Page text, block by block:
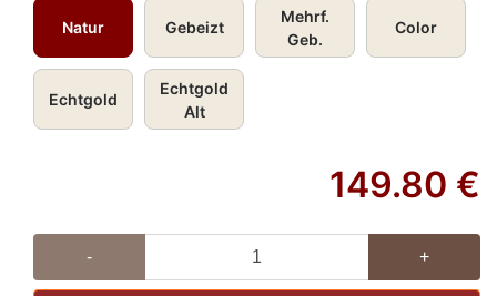
Natur Gebeizt
Mehrf.
Geb.
Color
Echtgold
Echtgold
Alt
149.80 €
- +